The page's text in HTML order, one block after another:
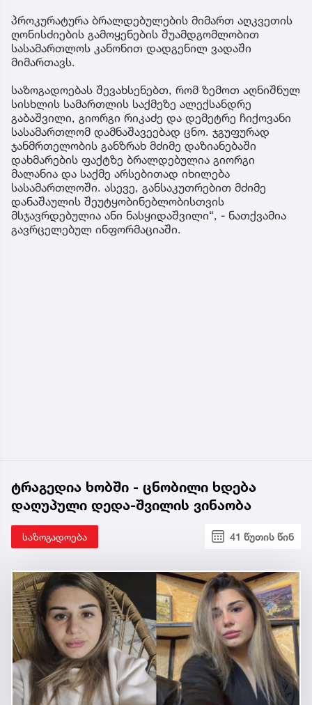
პროკურატურა ბრალდებულების მიმართ აღკვეთის
ღონისძიების გამოყენების შუამდგომლობით
სასამართლოს კანონით დადგენილ ვადაში
მიმართავს.
საზოგადოებას შევახსენებთ, რომ ზემოთ აღნიშნულ
სისხლის სამართლის საქმეზე ალექსანდრე
გაბაშვილი, გიორგი რიკაძე და დემეტრე ჩიქოვანი
სასამართლომ დამნაშავეებად ცნო. ჯგუფურად
ჯანმრთელობის განზრახ მძიმე დაზიანებაში
დახმარების ფაქტზე ბრალდებულია გიორგი
მალანია და საქმე არსებითად იხილება
სასამართლოში. ასევე, განსაკუთრებით მძიმე
დანაშაულის შეუტყობინებლობისთვის
მსჯავრდებულია ანი ნასყიდაშვილი“, - ნათქვამია
გავრცელებულ ინფორმაციაში.
ტრაგედია ხობში - ცნობილი ხდება
დაღუპული დედა-შვილის ვინაობა
საზოგადოება 41 წუთის წინ